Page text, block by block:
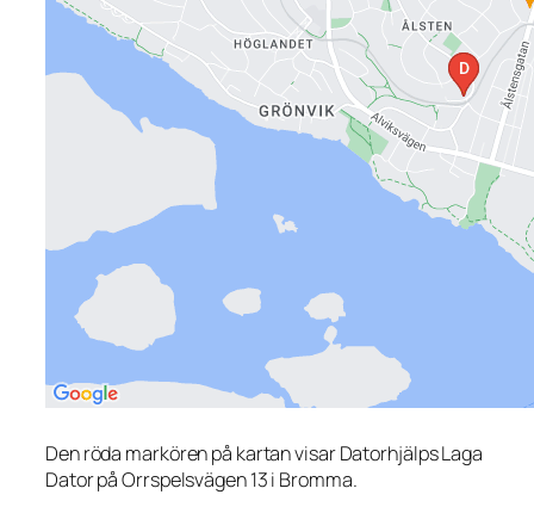
Den röda markören på kartan visar Datorhjälps Laga
Dator på Orrspelsvägen 13 i Bromma.